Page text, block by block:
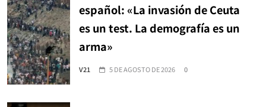
español: «La invasión de Ceuta
es un test. La demografía es un
arma»
V21 5 DE AGOSTO DE 2026 0